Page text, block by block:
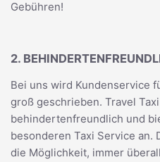
Gebühren!
2.
Bei uns wird Kundenservice
groß geschrieben. Travel
behindertenfreundlich und
besonderen Taxi Service an.
die Möglichkeit, immer